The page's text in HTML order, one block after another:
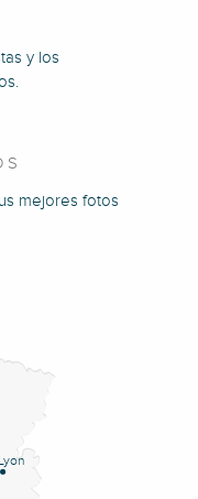
y los
mejores fotos
Lyon